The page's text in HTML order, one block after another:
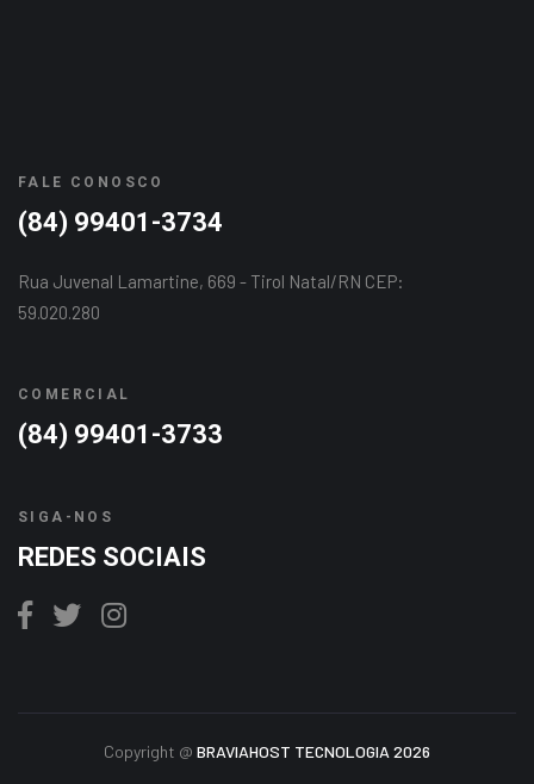
FALE CONOSCO
(84) 99401-3734
Rua Juvenal Lamartine, 669 - Tirol Natal/RN CEP:
59.020.280
COMERCIAL
(84) 99401-3733
SIGA-NOS
REDES SOCIAIS
Copyright @ BRAVIAHOST TECNOLOGIA 2026